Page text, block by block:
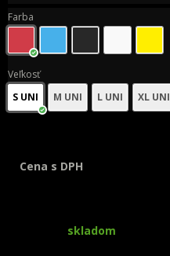
Farba
Veľkosť
S UNI
M UNI L UNI XL UNI
Cena s DPH
skladom